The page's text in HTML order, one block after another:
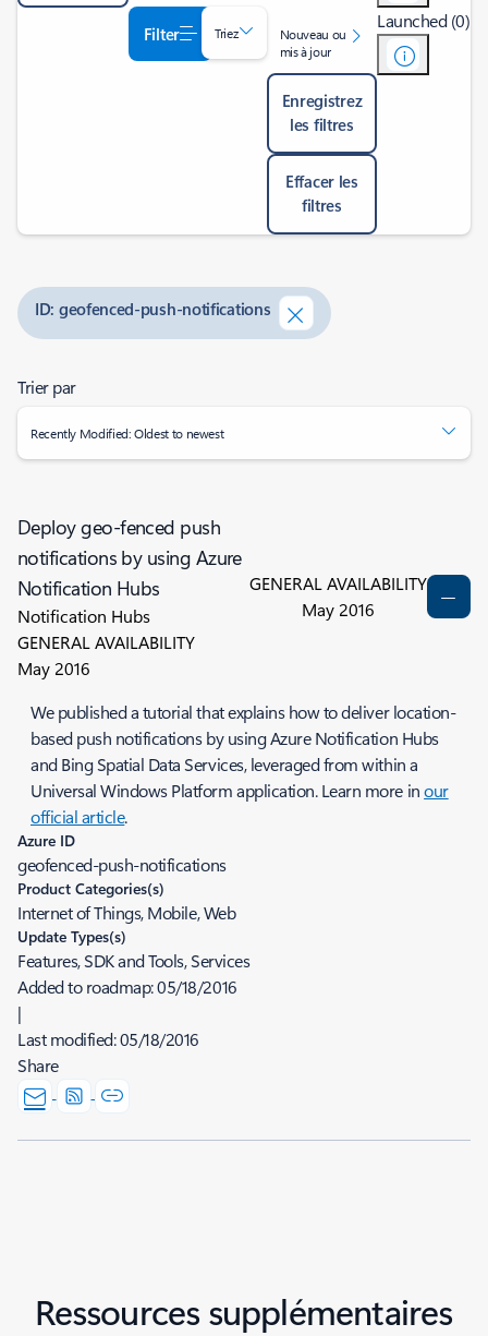
Filter Triez
Nouveau ou
mis à jour
Enregistrez
les filtres
Effacer les
filtres
Launched (0)
ID: geofenced-push-notifications
Trier par
Recently Modified: Oldest to newest
Deploy geo-fenced push
notifications by using Azure
Notification Hubs
Notification Hubs
GENERAL AVAILABILITY
May 2016
GENERAL AVAILABILITY
May 2016
We published a tutorial that explains how to deliver location-
based push notifications by using Azure Notification Hubs
and Bing Spatial Data Services, leveraged from within a
Universal Windows Platform application. Learn more inour
official article.
Azure ID
geofenced-push-notifications
Product Categories(s)
Internet of Things, Mobile, Web
Update Types(s)
Features, SDK and Tools, Services
Added to roadmap:05/18/2016
|
Last modified:05/18/2016
Share
Ressources supplémentaires